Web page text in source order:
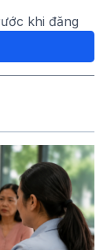
khi đăng